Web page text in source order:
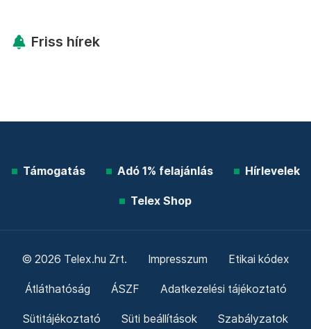
Friss hírek
Támogatás Adó 1% felajánlás Hírlevelek
Telex Shop
© 2026 Telex.hu Zrt. Impresszum Etikai kódex
Átláthatóság ÁSZF Adatkezelési tájékoztató
Sütitájékoztató Süti beállítások Szabályzatok